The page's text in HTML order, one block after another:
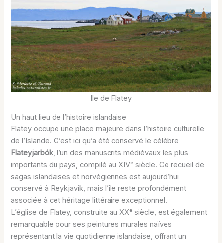
Ile de Flatey
Un haut lieu de l’histoire islandaise
Flatey occupe une place majeure dans l’histoire culturelle
de l’Islande. C’est ici qu’a été conservé le célèbre
Flateyjarbók, l’un des manuscrits médiévaux les plus
importants du pays, compilé au XIVᵉ siècle. Ce recueil de
sagas islandaises et norvégiennes est aujourd’hui
conservé à Reykjavik, mais l’île reste profondément
associée à cet héritage littéraire exceptionnel.
L’église de Flatey, construite au XXᵉ siècle, est également
remarquable pour ses peintures murales naïves
représentant la vie quotidienne islandaise, offrant un